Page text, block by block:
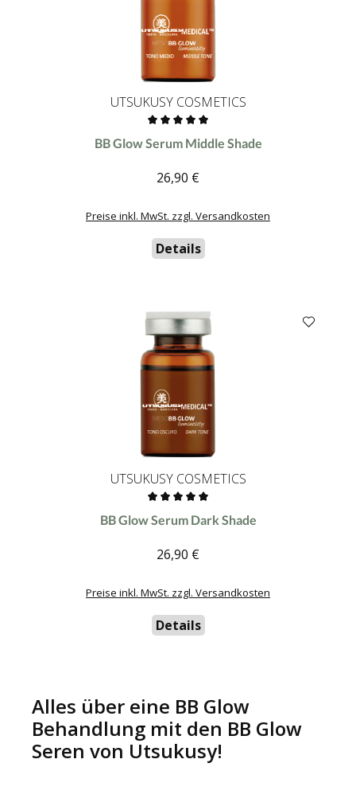
UTSUKUSY COSMETICS
Durchschnittliche Bewertung von 0 von 5 Sternen
BB Glow Serum Middle Shade
Regulärer Preis:
26,90 €
Preise inkl. MwSt. zzgl. Versandkosten
Details
UTSUKUSY COSMETICS
Durchschnittliche Bewertung von 0 von 5 Sternen
BB Glow Serum Dark Shade
Regulärer Preis:
26,90 €
Preise inkl. MwSt. zzgl. Versandkosten
Details
Alles über eine BB Glow
Behandlung mit den BB Glow
Seren von Utsukusy!